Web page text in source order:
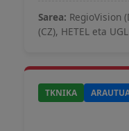
Sarea: RegioVision
(CZ), HETEL eta
TKNIKA